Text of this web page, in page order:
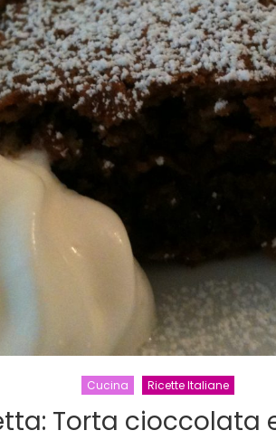
Cucina Ricette Italiane
Torta cioccolata